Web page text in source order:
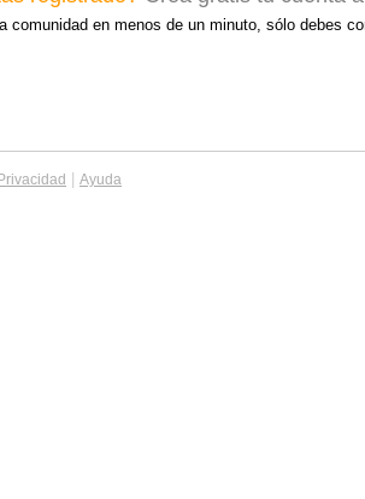
comunidad en menos de un minuto, sólo debes
Privacidad Ayuda